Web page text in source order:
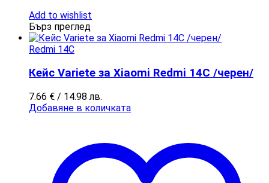
Add to wishlist
Бърз преглед
Redmi 14C
Кейс Variete за Xiaomi Redmi 14C /черен/
7.66 € / 14.98 лв.
Добавяне в количката